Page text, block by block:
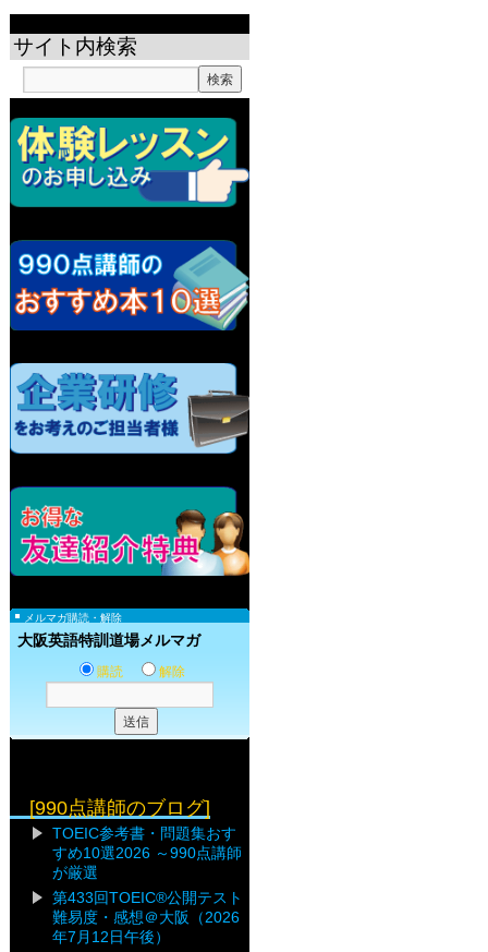
サイト内検索
メルマガ購読・解除
大阪英語特訓道場メルマガ
購読 解除
[990点講師のブログ]
TOEIC参考書・問題集おす
すめ10選2026 ～990点講師
が厳選
第433回TOEIC®公開テスト
難易度・感想＠大阪（2026
年7月12日午後）